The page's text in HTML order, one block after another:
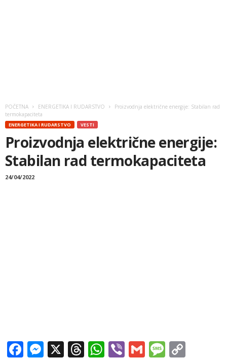
POČETNA ENERGETIKA I RUDARSTVO
Proizvodnja električne energije: Stabilan rad
termokapaciteta
ENERGETIKA I RUDARSTVO VESTI
Proizvodnja električne energije:
Stabilan rad termokapaciteta
24/04/2022
Facebook
Messenger
X Threads
WhatsApp
ViberGmail